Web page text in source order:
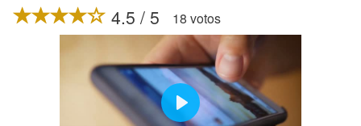
4.5 / 5 18 votos
Play